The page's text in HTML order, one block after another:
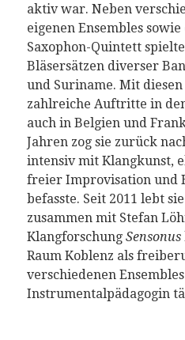
aktiv war. Neben
eigenen Ensembles
Saxophon-Quintett
Bläsersätzen diverser
und Suriname. Mit
zahlreiche Auftritte in
auch in Belgien und
Jahren zog sie zurück
intensiv mit Klangkunst,
freier Improvisation und
befasste. Seit 2011 lebt
zusammen mit Stefan
Klangforschung Sensonus
Raum Koblenz als
verschiedenen
Instrumentalpädagogin